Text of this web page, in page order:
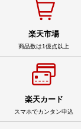
楽天市場
商品数は1億点以上
楽天カード
スマホでカンタン申込